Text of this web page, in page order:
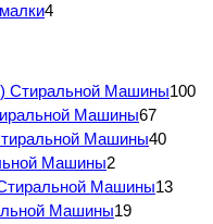
4
) Стиральной Машины100
Машины67
Машины40
Машины2
Машины13
Машины19